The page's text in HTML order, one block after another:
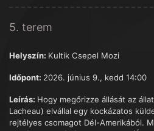
5. terem
Helyszín: Kultik Csepel Mozi
Időpont: 2026. június 9., kedd 14:00
Leírás: Hogy megőrizze állását az
Lacheau) elvállal egy kockázatos
rejtélyes csomagot Dél-Amerikából.